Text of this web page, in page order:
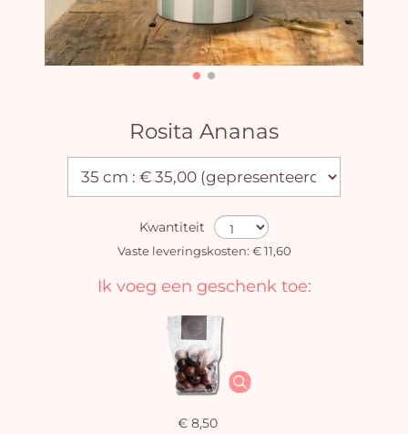
Rosita Ananas
Kwantiteit
Vaste leveringskosten: € 11,60
Ik voeg een geschenk toe:
€ 8,50